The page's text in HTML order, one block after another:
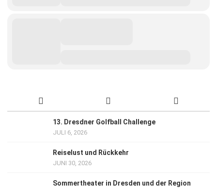
13. Dresdner Golfball Challenge
JULI 6, 2026
Reiselust und Rückkehr
JUNI 30, 2026
Sommertheater in Dresden und der Region